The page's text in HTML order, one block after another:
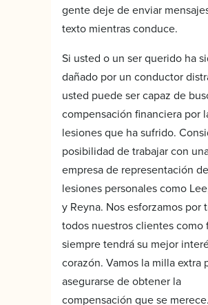
gente deje de enviar
texto mientras conduce.
Si usted o un ser querido ha
dañado por un conductor
usted puede ser capaz de
compensación financiera por
lesiones que ha sufrido.
posibilidad de trabajar con
empresa de representación de
lesiones personales como
y Reyna. Nos esforzamos por
todos nuestros clientes como
siempre tendrá su mejor
corazón. Vamos la milla extra
asegurarse de obtener la
compensación que se merece.